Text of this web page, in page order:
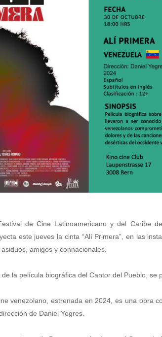
de Cine Latinoamericano y del Caribe
este jueves la cinta “Alí Primera”, en las
amigos y connacionales.
la película biográfica del Cantor del Pueblo, se
venezolano, estrenada en 2024, es una obra
de Daniel Yegres.